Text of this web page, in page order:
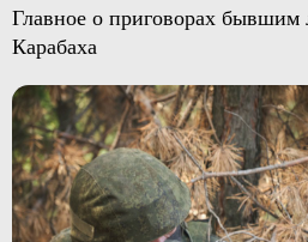
Главное о приговорах бывшим
Карабаха